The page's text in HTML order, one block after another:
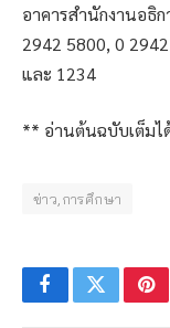
อาคารสำนักงานอธิ
2942 5800, 0
และ 1234
** อ่านต้นฉบับเต็มไ
ข่าว,การศึกษา
FacebookTwitter